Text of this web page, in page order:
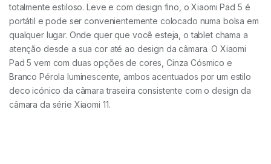
totalmente estiloso. Leve e com design fino, o Xiaomi Pad 5 é
portátil e pode ser convenientemente colocado numa bolsa em
qualquer lugar. Onde quer que você esteja, o tablet chama a
atenção desde a sua cor até ao design da câmara. O Xiaomi
Pad 5 vem com duas opções de cores, Cinza Cósmico e
Branco Pérola luminescente, ambos acentuados por um estilo
deco icónico da câmara traseira consistente com o design da
câmara da série Xiaomi 11.